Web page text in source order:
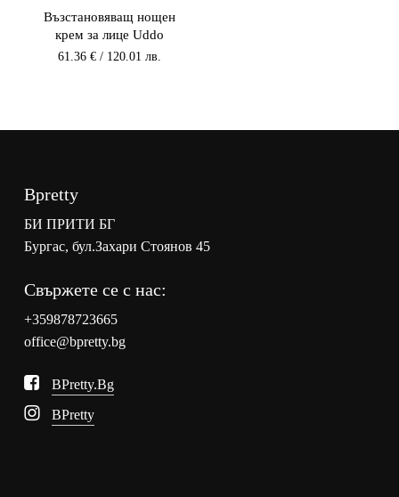
Възстановяващ нощен
крем за лице Uddo
61.36 €/ 120.01 лв.
Bpretty
БИ ПРИТИ БГ
Бургас, бул.Захари Стоянов 45
Свържете се с нас:
+359878723665
office@bpretty.bg
BPretty.bg
BPretty